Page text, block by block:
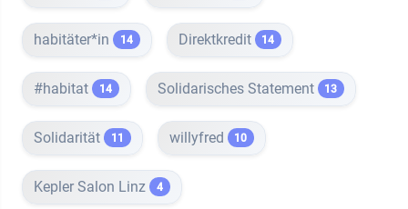
habitäter*in 14 Direktkredit 14
#habitat 14 Solidarisches Statement 13
Solidarität 11 willyfred 10
Kepler Salon Linz 4